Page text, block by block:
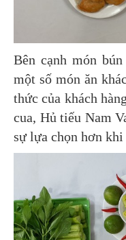
Bên cạnh món bún
một số món ăn
thức của khách
cua, Hủ tiếu Nam
sự lựa chọn hơn